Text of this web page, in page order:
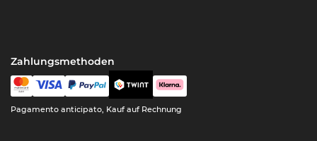
Zahlungsmethoden
Pagamento anticipato, Kauf auf Rechnung